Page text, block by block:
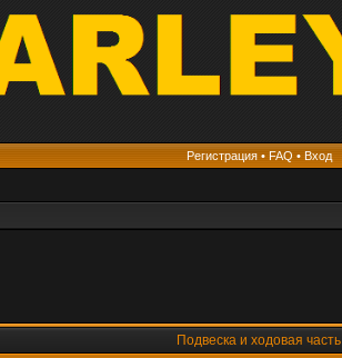
Регистрация• FAQ • Вход
Подвеска и ходовая часть